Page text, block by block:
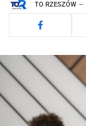
TO RZESZÓW